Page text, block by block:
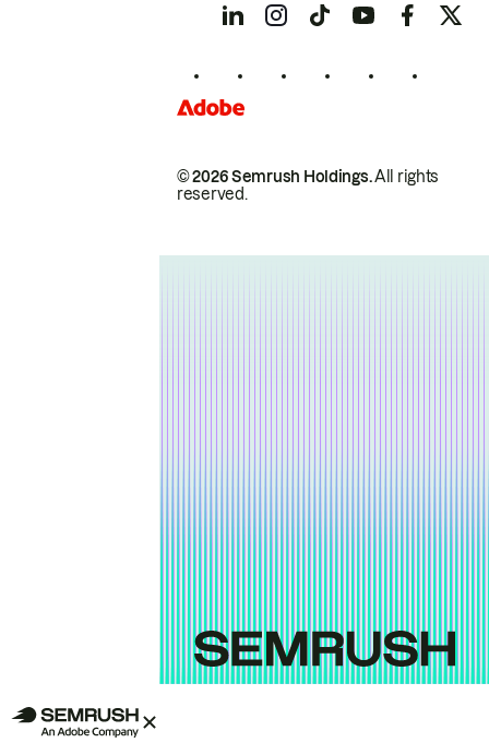
© 2026 Semrush Holdings.All rights
reserved.